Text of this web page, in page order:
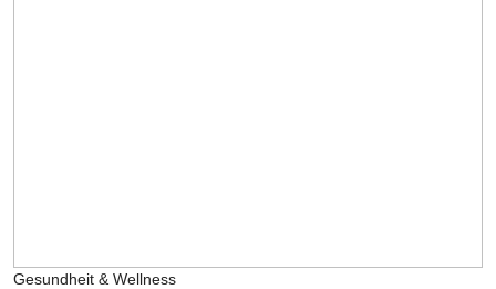
Gesundheit & Wellness